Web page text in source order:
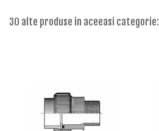
30 alte produse in aceeasi categorie: